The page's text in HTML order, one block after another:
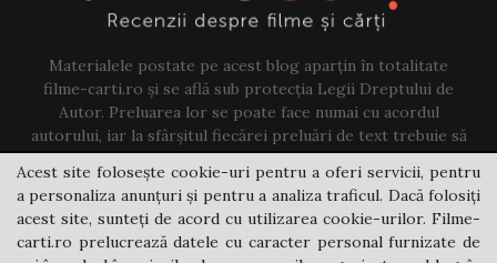
Materialele postate pe acest blog aparțin în totalitate
filme-carti.ro și se află sub protecția Legii Dreptului de
Autor. Preluarea lor se poate face numai cu acordul
autorului, iar la sfârșitul fiecărei preluări de text trebuie să
existe un link către acest blog.
Contact us:jovi@filme-carti.ro
Acest site folosește cookie-uri pentru a oferi servicii, pentru
a personaliza anunțuri și pentru a analiza traficul. Dacă folosiți
acest site, sunteți de acord cu utilizarea cookie-urilor. Filme-
carti.ro prelucrează datele cu caracter personal furnizate de